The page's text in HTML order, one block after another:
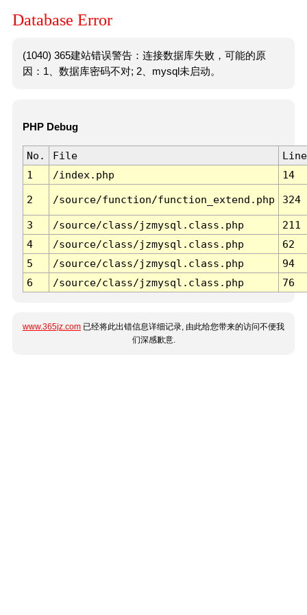
Database Error
(1040) 365建站错误警告：连接数据库失败，可能的原
因：1、数据库密码不对; 2、mysql未启动。
PHP Debug
No. File
Line
1
/index.php 14
2 /source/function/function_extend.php 324
3 /source/class/jzmysql.class.php
211
4
/source/class/jzmysql.class.php
62
5
/source/class/jzmysql.class.php
94
6
/source/class/jzmysql.class.php 76
www.365jz.com 已经将此出错信息详细记录, 由此给您带来的访问不便我
们深感歉意.